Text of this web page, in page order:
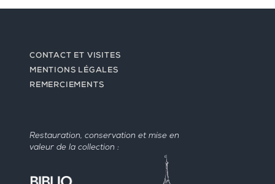
CONTACT ET VISITES
MENTIONS LÉGALES
REMERCIEMENTS
Restauration, conservation et mise en
valeur de la collection :